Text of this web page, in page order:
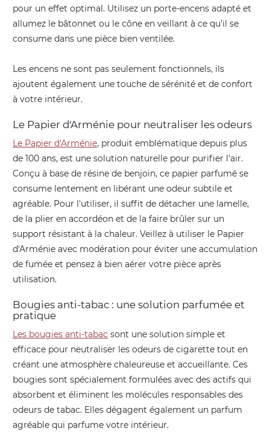
pour un effet optimal. Utilisez un porte-encens adapté et
allumez le bâtonnet ou le cône en veillant à ce qu'il se
consume dans une pièce bien ventilée.
Les encens ne sont pas seulement fonctionnels, ils
ajoutent également une touche de sérénité et de confort
à votre intérieur.
Le Papier d'Arménie pour neutraliser les odeurs
Le Papier d'Arménie, produit emblématique depuis plus
de 100 ans, est une solution naturelle pour purifier l'air.
Conçu à base de résine de benjoin, ce papier parfumé se
consume lentement en libérant une odeur subtile et
agréable. Pour l'utiliser, il suffit de détacher une lamelle,
de la plier en accordéon et de la faire brûler sur un
support résistant à la chaleur. Veillez à utiliser le Papier
d'Arménie avec modération pour éviter une accumulation
de fumée et pensez à bien aérer votre pièce après
utilisation.
Bougies anti-tabac : une solution parfumée et
pratique
Les bougies anti-tabac sont une solution simple et
efficace pour neutraliser les odeurs de cigarette tout en
créant une atmosphère chaleureuse et accueillante. Ces
bougies sont spécialement formulées avec des actifs qui
absorbent et éliminent les molécules responsables des
odeurs de tabac. Elles dégagent également un parfum
agréable qui parfume votre intérieur.